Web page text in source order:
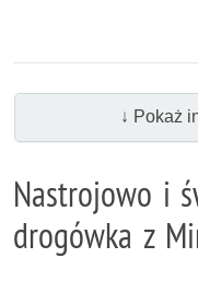
↓ Pokaż
Nastrojowo i
drogówka z